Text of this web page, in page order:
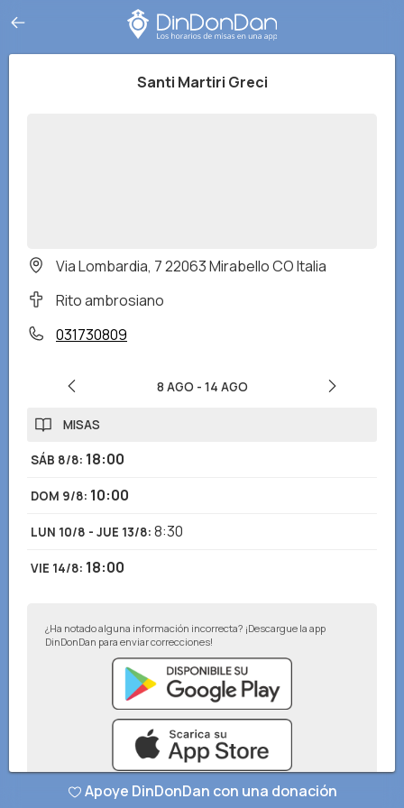
Santi Martiri Greci
Via Lombardia, 7 22063 Mirabello CO Italia
Rito ambrosiano
031730809
8 AGO - 14 AGO
MISAS
SÁB 8/8: 18:00
DOM 9/8: 10:00
LUN 10/8 - JUE 13/8: 8:30
VIE 14/8: 18:00
¿Ha notado alguna información incorrecta? ¡Descargue la app
DinDonDan para enviar correcciones!
Apoye DinDonDan con una donación